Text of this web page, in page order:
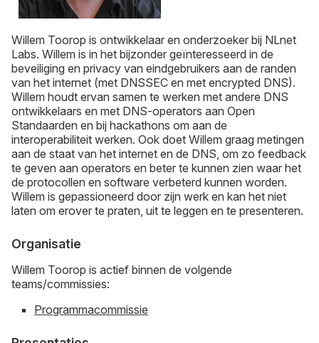
Willem Toorop is ontwikkelaar en onderzoeker bij NLnet
Labs. Willem is in het bijzonder geïnteresseerd in de
beveiliging en privacy van eindgebruikers aan de randen
van het internet (met DNSSEC en met encrypted DNS).
Willem houdt ervan samen te werken met andere DNS
ontwikkelaars en met DNS-operators aan Open
Standaarden en bij hackathons om aan de
interoperabiliteit werken. Ook doet Willem graag metingen
aan de staat van het internet en de DNS, om zo feedback
te geven aan operators en beter te kunnen zien waar het
de protocollen en software verbeterd kunnen worden.
Willem is gepassioneerd door zijn werk en kan het niet
laten om erover te praten, uit te leggen en te presenteren.
Organisatie
Willem Toorop is actief binnen de volgende
teams/commissies:
Programmacommissie